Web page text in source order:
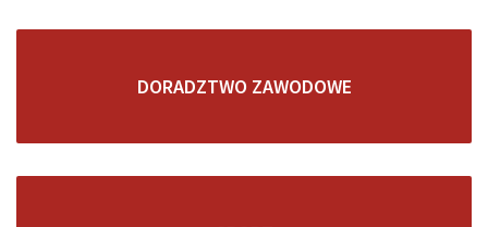
DORADZTWO ZAWODOWE